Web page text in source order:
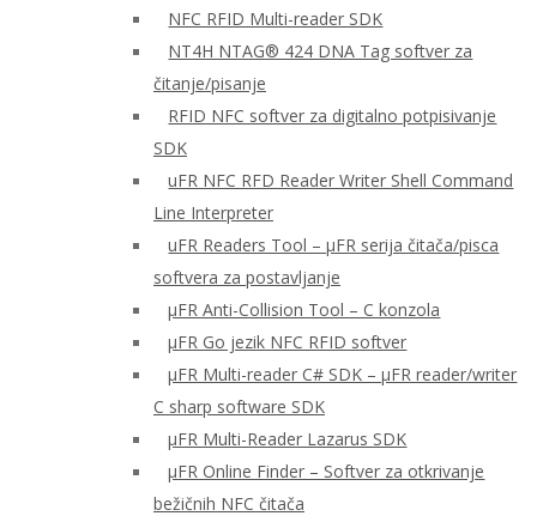
NFC RFID Multi-reader SDK
NT4H NTAG® 424 DNA Tag softver za
čitanje/pisanje
RFID NFC softver za digitalno potpisivanje
SDK
uFR NFC RFD Reader Writer Shell Command
Line Interpreter
uFR Readers Tool – μFR serija čitača/pisca
softvera za postavljanje
μFR Anti-Collision Tool – C konzola
μFR Go jezik NFC RFID softver
μFR Multi-reader C# SDK – μFR reader/writer
C sharp software SDK
μFR Multi-Reader Lazarus SDK
μFR Online Finder – Softver za otkrivanje
bežičnih NFC čitača